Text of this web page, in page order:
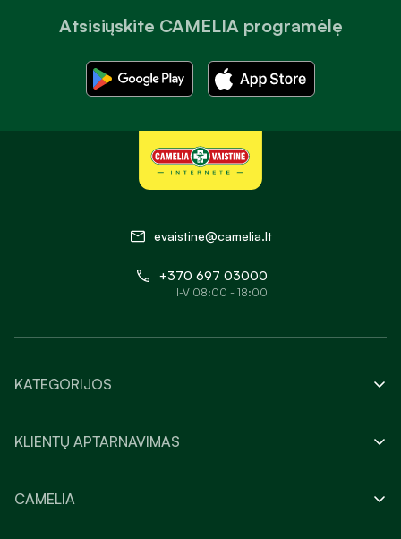
Atsisiųskite CAMELIA programėlę
evaistine@camelia.lt
+370 697 03000
I-V 08:00 - 18:00
KATEGORIJOS
KLIENTŲ APTARNAVIMAS
CAMELIA